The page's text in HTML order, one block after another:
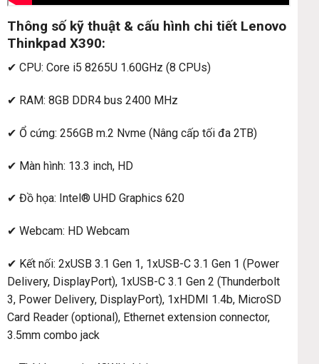
Thông số kỹ thuật & cấu hình chi tiết Lenovo
Thinkpad X390:
✔ CPU: Core i5 8265U 1.60GHz (8 CPUs)
✔ RAM: 8GB DDR4 bus 2400 MHz
✔ Ổ cứng: 256GB m.2 Nvme (Nâng cấp tối đa 2TB)
✔ Màn hình: 13.3 inch, HD
✔ Đồ họa: Intel® UHD Graphics 620
✔ Webcam: HD Webcam
✔ Kết nối: 2xUSB 3.1 Gen 1, 1xUSB-C 3.1 Gen 1 (Power
Delivery, DisplayPort), 1xUSB-C 3.1 Gen 2 (Thunderbolt
3, Power Delivery, DisplayPort), 1xHDMI 1.4b, MicroSD
Card Reader (optional), Ethernet extension connector,
3.5mm combo jack